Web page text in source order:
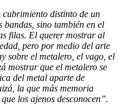
cubrimiento distinto de un
bandas, sino también en el
filas. El querer mostrar al
pero por medio del arte
sobre el metalero, el vago, el
mostrar que el metalero se
del metal aparte de
la que más memoria
los ajenos desconocen”.